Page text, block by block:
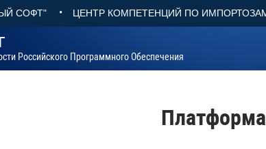
СОФТ" • ЦЕНТР КОМПЕТЕНЦИЙ ПО
Российского Программного Обеспечения